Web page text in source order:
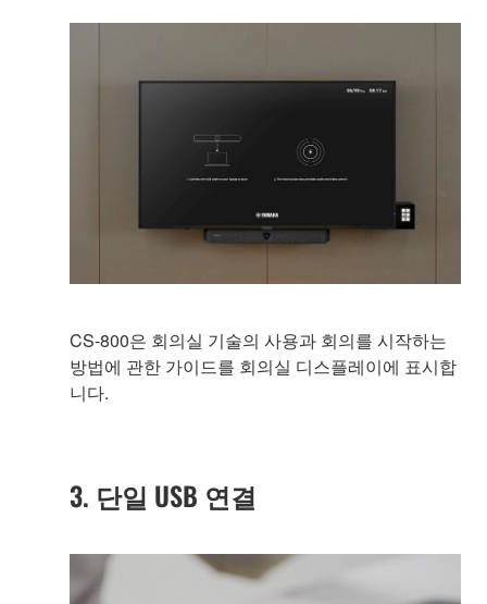
CS-800은 회의실 기술의 사용과 회의를 시작하는
방법에 관한 가이드를 회의실 디스플레이에 표시합
니다.
3. 단일 USB 연결